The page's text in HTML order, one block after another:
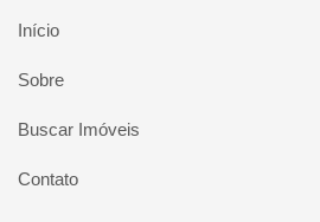
Início
Sobre
Buscar Imóveis
Contato